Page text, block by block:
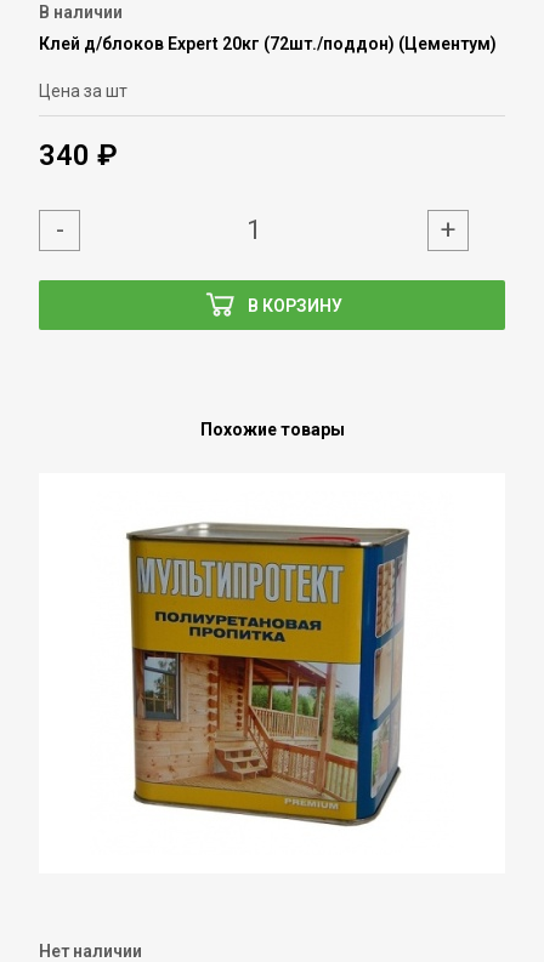
В наличии
Клей д/блоков Expert 20кг (72шт./поддон) (Цементум)
Цена за шт
340 ₽
В КОРЗИНУ
- +
Похожие товары
Нет наличии